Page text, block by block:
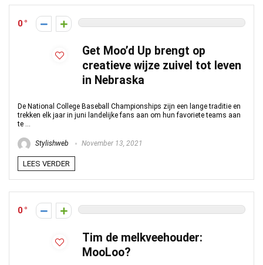
0
Get Moo’d Up brengt op
creatieve wijze zuivel tot leven
in Nebraska
De National College Baseball Championships zijn een lange traditie en
trekken elk jaar in juni landelijke fans aan om hun favoriete teams aan
te ...
Stylishweb November 13, 2021
LEES VERDER
0
Tim de melkveehouder:
MooLoo?